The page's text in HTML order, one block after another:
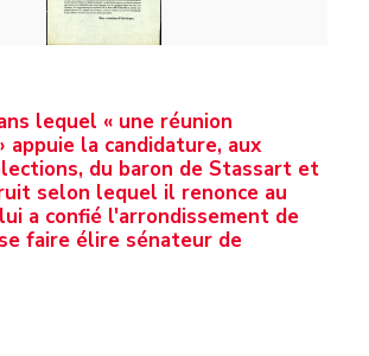
lequel « une réunion
appuie la candidature, aux
du baron de Stassart et
selon lequel il renonce au
a confié l'arrondissement de
faire élire sénateur de